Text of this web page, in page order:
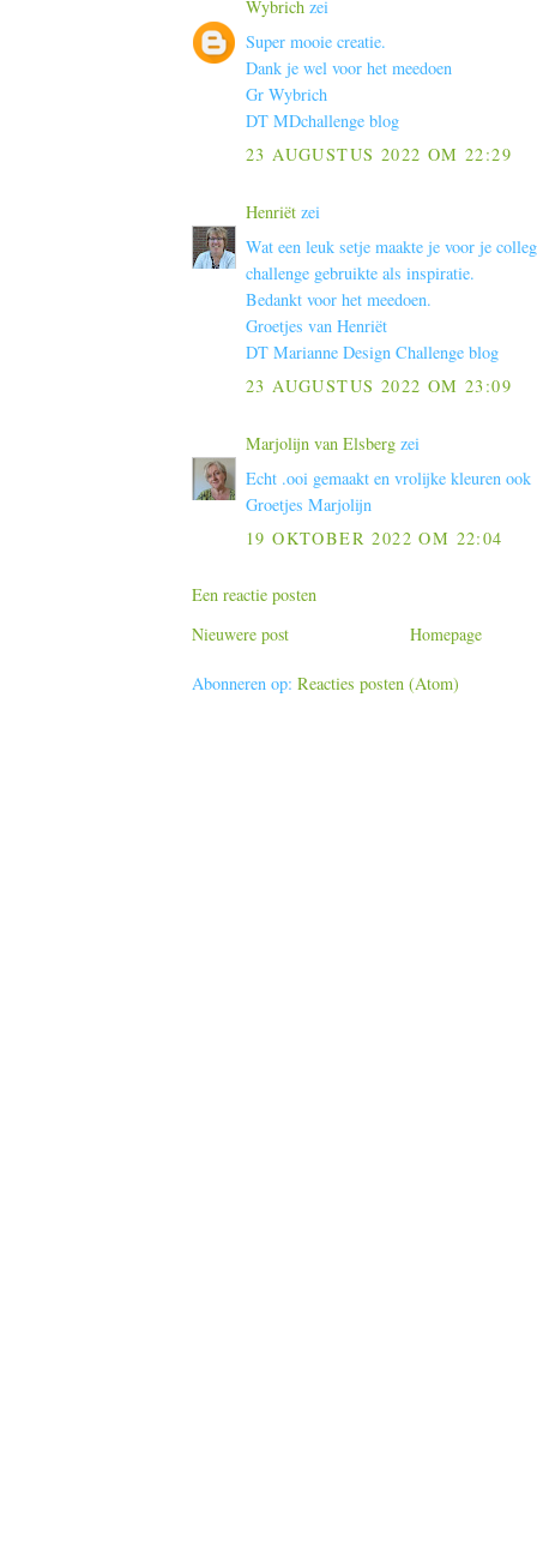
Wybrich zei
Super mooie creatie.
Dank je wel voor het meedoen
Gr Wybrich
DT MDchallenge blog
23 AUGUSTUS 2022 OM 22:29
Henriët zei
Wat een leuk setje maakte je voor je
challenge gebruikte als inspiratie.
Bedankt voor het meedoen.
Groetjes van Henriët
DT Marianne Design Challenge blog
23 AUGUSTUS 2022 OM 23:09
Marjolijn van Elsberg zei
Echt .ooi gemaakt en vrolijke kleuren ook
Groetjes Marjolijn
19 OKTOBER 2022 OM 22:04
Een reactie posten
Nieuwere post
Homepage
Abonneren op: Reacties posten (Atom)